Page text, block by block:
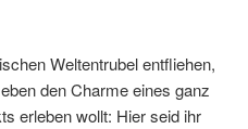
Weltentrubel entfliehen,
den Charme eines ganz
erleben wollt: Hier seid ihr